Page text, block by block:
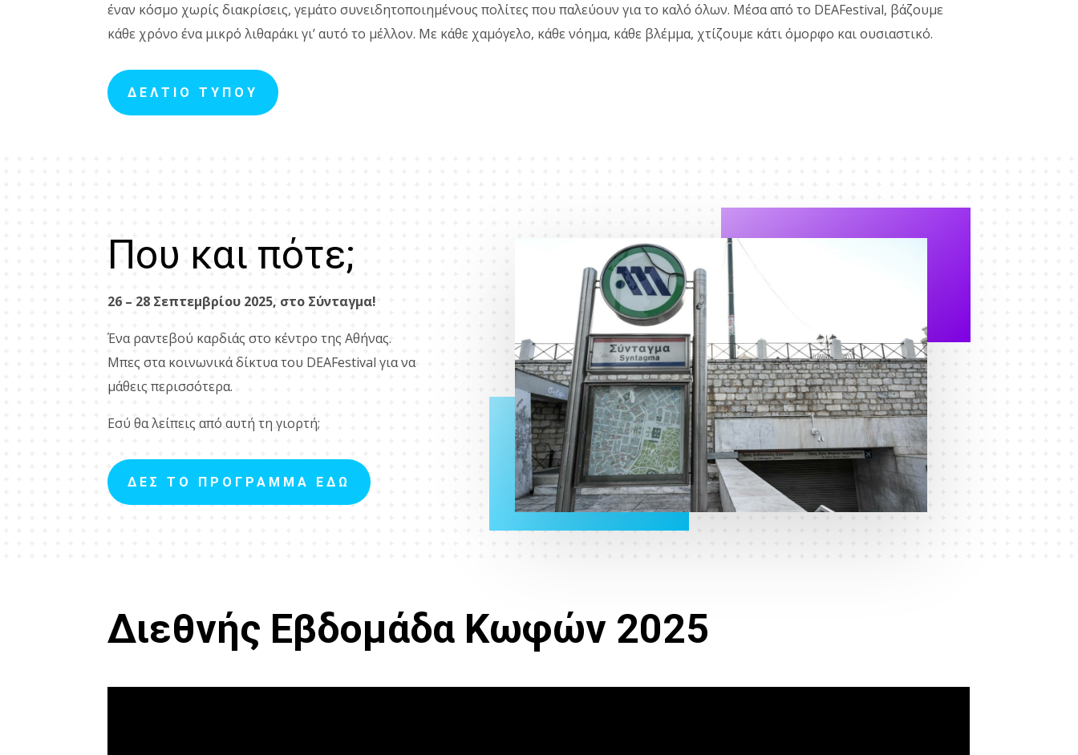
έναν κόσμο χωρίς διακρίσεις, γεμάτο συνειδητοποιημένους πολίτες που παλεύουν για το καλό όλων. Μέσα από το DΕΑFestival, βάζουμε
κάθε χρόνο ένα μικρό λιθαράκι γι’ αυτό το μέλλον. Με κάθε χαμόγελο, κάθε νόημα, κάθε βλέμμα, χτίζουμε κάτι όμορφο και ουσιαστικό.
ΔΕΛΤΙΟ ΤΥΠΟΥ
Που και πότε;
26 – 28 Σεπτεμβρίου 2025, στο Σύνταγμα!
Ένα ραντεβού καρδιάς στο κέντρο της Αθήνας.
Μπες στα κοινωνικά δίκτυα του DΕΑFestival για να
μάθεις περισσότερα.
Εσύ θα λείπεις από αυτή τη γιορτή;
ΔΕΣ ΤΟ ΠΡΟΓΡΑΜΜΑ ΕΔΩ
Διεθνής Εβδομάδα Κωφών 2025